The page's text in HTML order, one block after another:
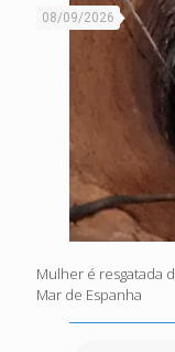
08/09/2026
Mulher é resgatada
Mar de Espanha